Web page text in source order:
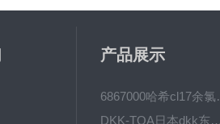
产品展示
6867000
DKK-TOA日本dkk东亚电